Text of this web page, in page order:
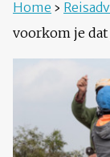
Home ›
voorkom je